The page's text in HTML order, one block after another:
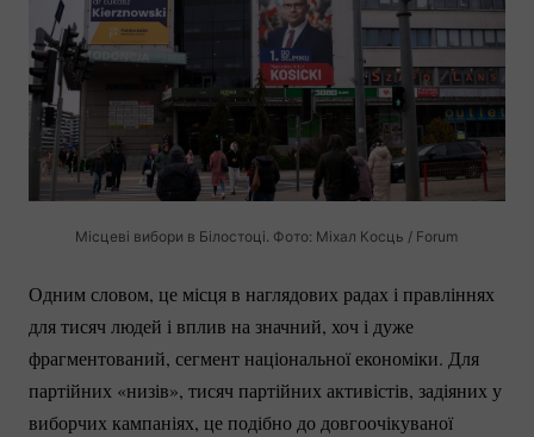
Місцеві вибори в Білостоці. Фото: Міхал Косць / Forum
Одним словом, це місця в наглядових радах і правліннях
для тисяч людей і вплив на значний, хоч і дуже
фрагментований, сегмент національної економіки. Для
партійних «низів», тисяч партійних активістів, задіяних у
виборчих кампаніях, це подібно до довгоочікуваної